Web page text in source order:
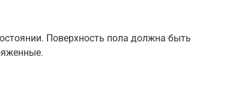
Поверхность пола должна быть